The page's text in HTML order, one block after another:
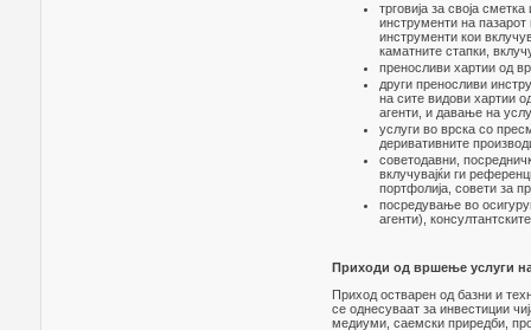
трговија за своја
инструменти на пазарот
инструменти кои
каматните стапки,
преносливи хартии од
други преносливи
на сите видови хартии
агенти, и давање на
услуги во врска со
деривативните
советодавни,
вклучувајќи ги
портфолија, совети за
посредување во
агенти),
Приходи од вршење услуги
Приход остварен од базни и
се однесуваат за инвестиции
медиуми, саемски приредби,